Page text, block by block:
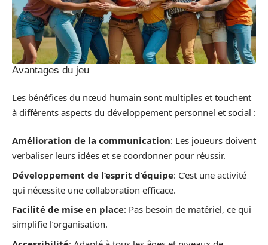
Avantages du jeu
Les bénéfices du nœud humain sont multiples et touchent
à différents aspects du développement personnel et social :
Amélioration de la communication: Les joueurs doivent
verbaliser leurs idées et se coordonner pour réussir.
Développement de l’esprit d’équipe: C’est une activité
qui nécessite une collaboration efficace.
Facilité de mise en place: Pas besoin de matériel, ce qui
simplifie l’organisation.